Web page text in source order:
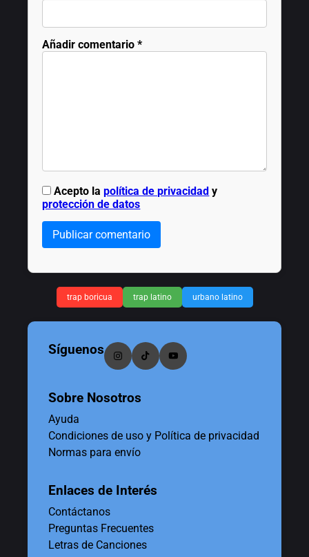
Añadir comentario *
Acepto lapolítica de privacidad y
protección de datos
Publicar comentario
trap boricua trap latino urbano latino
Síguenos
Sobre Nosotros
Ayuda
Condiciones de uso y Política de privacidad
Normas para envío
Enlaces de Interés
Contáctanos
Preguntas Frecuentes
Letras de Canciones